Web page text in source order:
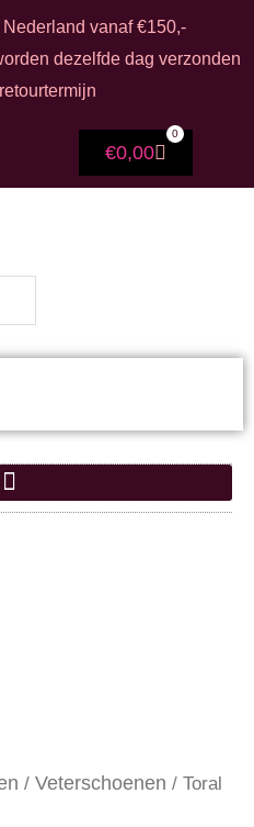
vanaf €150,-
dezelfde dag verzonden
€0,00
0
/ Veterschoenen / Toral